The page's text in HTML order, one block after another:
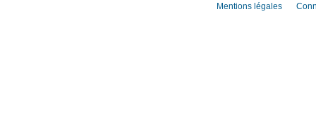
Mentions légales